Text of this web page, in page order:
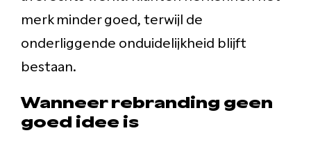
merk minder goed, terwijl de
onderliggende onduidelijkheid blijft
bestaan.
Wanneer rebranding geen
goed idee is